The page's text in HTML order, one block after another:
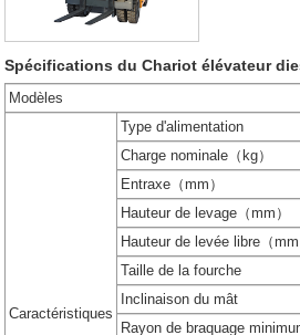
Spécifications du Chariot élévateur
Modèles
Caractéristiques
Type d'alimentation
Charge nominale（kg）
Entraxe（mm）
Hauteur de levage（mm）
Hauteur de levée libre（mm
Taille de la fourche
Inclinaison du mât
Rayon de braquage